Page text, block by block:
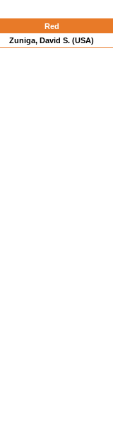
Red
Zuniga, David S. (USA)